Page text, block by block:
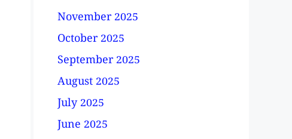
November 2025
October 2025
September 2025
August 2025
July 2025
June 2025